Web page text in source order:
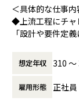
▼定着率
95％（2024年8
＜その他プロジ
・オンラインヨ
＜具体的な仕事内
◆上流工程にチャ
「設計や要件定
そんな方には
ご紹介しています
たとえば、ヨガ
設計など、上流
想定年収 310 〜
雇用形態 正社員